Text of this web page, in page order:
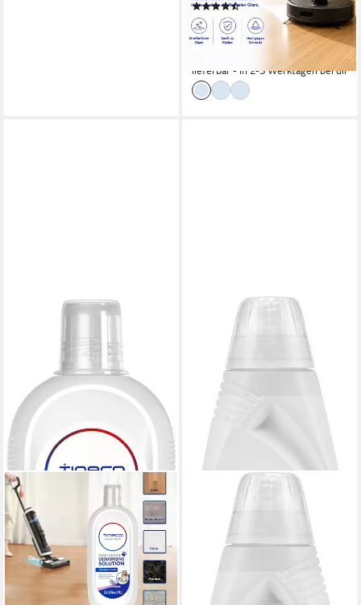
Duft)
(40)
10,49 € UVP11,99 €
(10,49 €/ 1 l)
lieferbar - in 2-3 Werktagen bei dir